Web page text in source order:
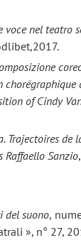
voce nel teatro
chorégraphique
of Cindy
Trajectoires de
Raffaello Sanzio
del suono,
», n° 27,